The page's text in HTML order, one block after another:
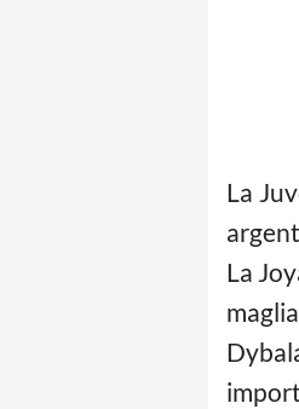
La
La